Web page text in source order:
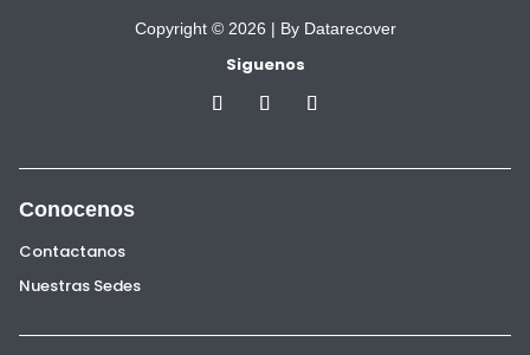
Copyright © 2026 | By Datarecover
Siguenos
Conocenos
Contactanos
Nuestras Sedes